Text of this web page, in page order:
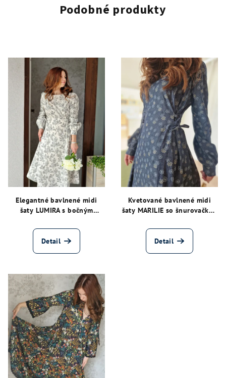
Podobné produkty
Elegantné bavlnené midi
šaty LUMIRA s bočným
Detail
Kvetované bavlnené midi
šaty MARILIE so šnurovačkou
Detail